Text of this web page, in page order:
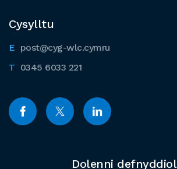
Cysylltu
post@cyg-wlc.cymru
0345 6033 221
Dolenni defnyddiol